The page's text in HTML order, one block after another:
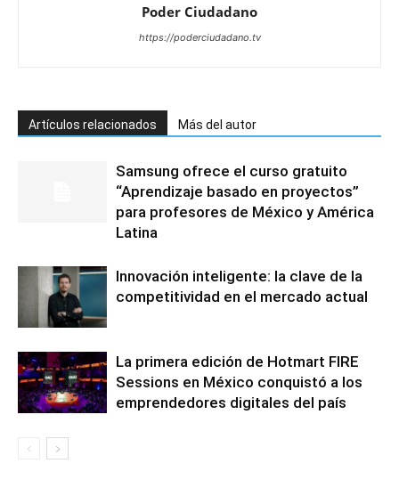
Poder Ciudadano
https://poderciudadano.tv
Artículos relacionados Más del autor
Samsung ofrece el curso gratuito
“Aprendizaje basado en proyectos”
para profesores de México y América
Latina
Innovación inteligente: la clave de la
competitividad en el mercado actual
La primera edición de Hotmart FIRE
Sessions en México conquistó a los
emprendedores digitales del país